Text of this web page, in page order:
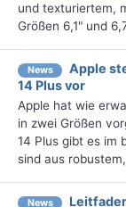
und texturiertem,
Größen 6,1" und
News
Apple
14 Plus vor
Apple hat wie
in zwei Größen
14 Plus gibt es im
sind aus
News